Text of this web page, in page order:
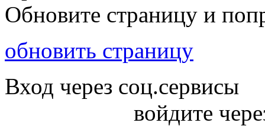
Обновите страницу и
обновить страницу
Вход через соц.сервисы
войдите